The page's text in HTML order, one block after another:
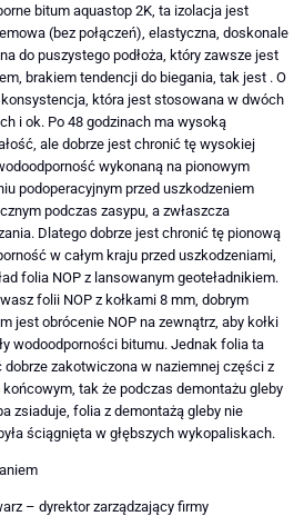
bitum aquastop 2K, ta izolacja jest
(bez połączeń), elastyczna, doskonale
do puszystego podłoża, który zawsze jest
brakiem tendencji do biegania, tak jest . O
konsystencja, która jest stosowana w dwóch
i ok. Po 48 godzinach ma wysoką
ale dobrze jest chronić tę wysokiej
wykonaną na pionowym
podoperacyjnym przed uszkodzeniem
podczas zasypu, a zwłaszcza
Dlatego dobrze jest chronić tę pionową
w całym kraju przed uszkodzeniami,
folia NOP z lansowanym geoteładnikiem.
folii NOP z kołkami 8 mm, dobrym
jest obrócenie NOP na zewnątrz, aby kołki
wodoodporności bitumu. Jednak folia ta
dobrze zakotwiczona w naziemnej części z
tak że podczas demontażu gleby
zsiaduje, folia z demontażą gleby nie
ściągnięta w głębszych wykopaliskach.
– dyrektor zarządzający firmy